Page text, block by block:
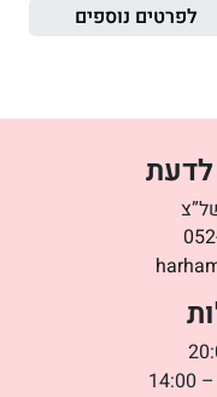
לפרטים נוספים